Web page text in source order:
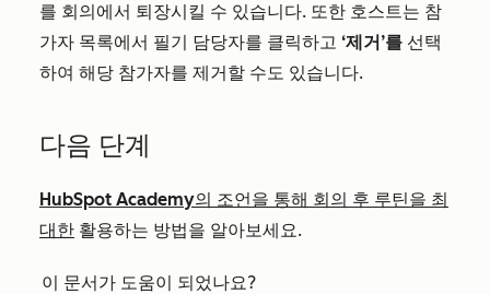
를 회의에서 퇴장시킬 수 있습니다. 또한 호스트는 참
가자 목록에서 필기 담당자를 클릭하고 ‘제거’를 선택
하여 해당 참가자를 제거할 수도 있습니다.
다음 단계
HubSpot Academy의 조언을 통해 회의 후 루틴을 최
대한 활용하는 방법을 알아보세요.
이 문서가 도움이 되었나요?